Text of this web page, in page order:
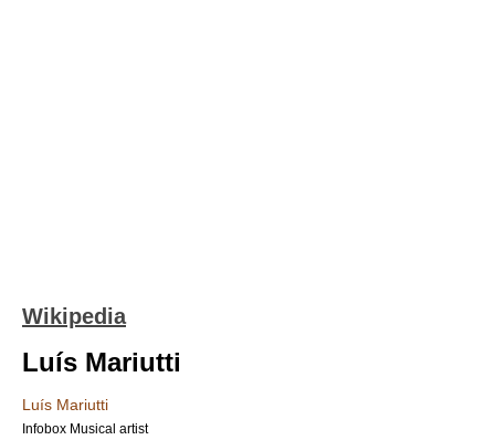
Wikipedia
Luís Mariutti
Luís Mariutti
Infobox Musical artist